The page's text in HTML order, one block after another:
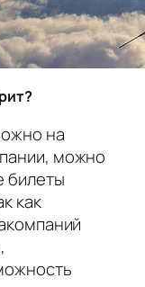
на
можно
билеты
как